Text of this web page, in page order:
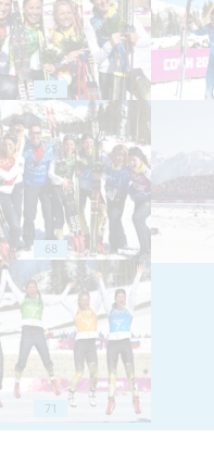
63
68
71